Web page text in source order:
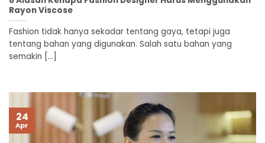
Rayon Viscose
Fashion tidak hanya sekadar tentang gaya, tetapi juga
tentang bahan yang digunakan. Salah satu bahan yang
semakin [...]
24
Apr